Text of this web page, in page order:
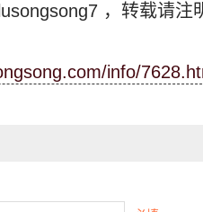
，转载请注
info/